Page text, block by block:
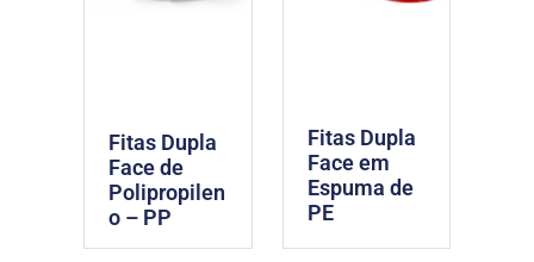
Fitas Dupla
Face de
Polipropilen
o – PP
Fitas Dupla
Face em
Espuma de
PE